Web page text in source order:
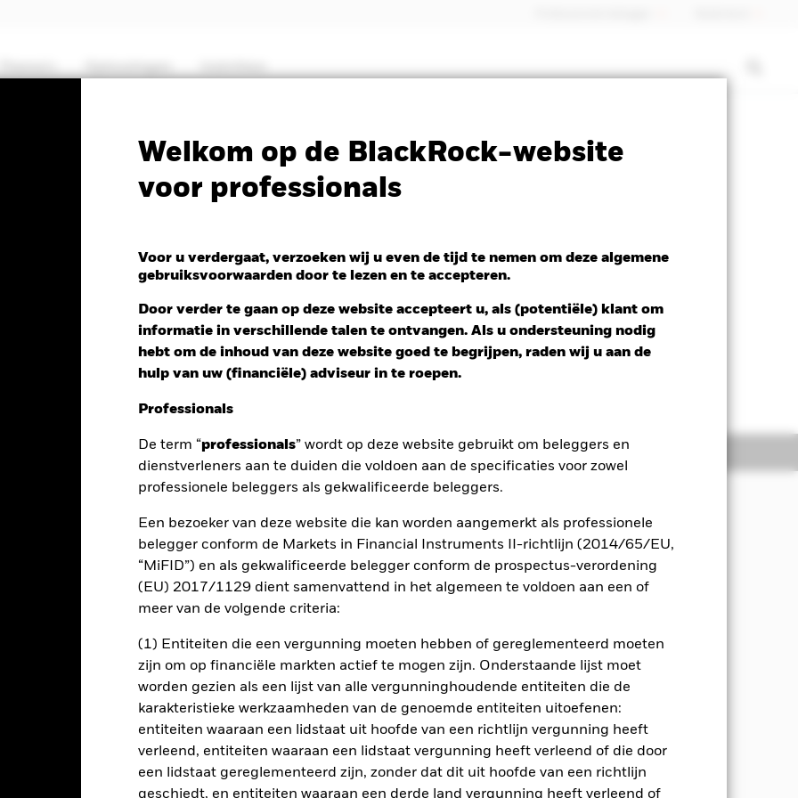
Welkom op de BlackRock-website
voor professionals
Voor u verdergaat, verzoeken wij u even de tijd te nemen om deze algemene
gebruiksvoorwaarden door te lezen en te accepteren.
Door verder te gaan op deze website accepteert u, als (potentiële) klant om
informatie in verschillende talen te ontvangen. Als u ondersteuning nodig
hebt om de inhoud van deze website goed te begrijpen, raden wij u aan de
hulp van uw (financiële) adviseur in te roepen.
Professionals
De term “professionals” wordt op deze website gebruikt om beleggers en
dienstverleners aan te duiden die voldoen aan de specificaties voor zowel
professionele beleggers als gekwalificeerde beleggers.
Een bezoeker van deze website die kan worden aangemerkt als professionele
belegger conform de Markets in Financial Instruments II-richtlijn (2014/65/EU,
“MiFID”) en als gekwalificeerde belegger conform de prospectus-verordening
(EU) 2017/1129 dient samenvattend in het algemeen te voldoen aan een of
meer van de volgende criteria:
(1) Entiteiten die een vergunning moeten hebben of gereglementeerd moeten
zijn om op financiële markten actief te mogen zijn. Onderstaande lijst moet
worden gezien als een lijst van alle vergunninghoudende entiteiten die de
karakteristieke werkzaamheden van de genoemde entiteiten uitoefenen:
entiteiten waaraan een lidstaat uit hoofde van een richtlijn vergunning heeft
verleend, entiteiten waaraan een lidstaat vergunning heeft verleend of die door
een lidstaat gereglementeerd zijn, zonder dat dit uit hoofde van een richtlijn
geschiedt, en entiteiten waaraan een derde land vergunning heeft verleend of
PRIIP KID Prospectus SFDR Web Disclosure Download
MyMap Plus Moderate
NAV 1 dag per 05/aug/2026
1,51 (0,74%)
Morningstar Rating
Kerngegevens Managers Posities Documenten
te laten renderen door een combinatie van kapitaalgroei en inkomsten via een actief beheerde, multi-
tactische assetallocaties worden geïntegreerd. Het streeft naar een gematigd risicoprofiel en belegt op
de beginselen van beleggen in milieu, maatschappij en governance (ESG).
aan een breed scala aan activaklassen, waaronder effecten met een aandelenkarakter (bv.
VR-effecten omvatten ook geldmarktinstrumenten (GMI's) (d.w.z. schuldeffecten met korte
effecten omvatten afgeleide financiële instrumenten (FDI's) (d.w.z. beleggingen waarvan de
onderliggende activa). De blootstelling aan deze activaklassen wordt gerealiseerd door te beleggen in
portefeuille van gemeenschappelijke beleggingsfondsen (ICB's) met een gediversifieerde
bestaan uit actief en passief beheerde beursgenoteerde fondsen en andere indexfondsen die worden
van de BlackRock Group.